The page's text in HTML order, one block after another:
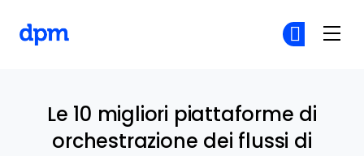
Le 10 migliori piattaforme di
orchestrazione dei flussi di